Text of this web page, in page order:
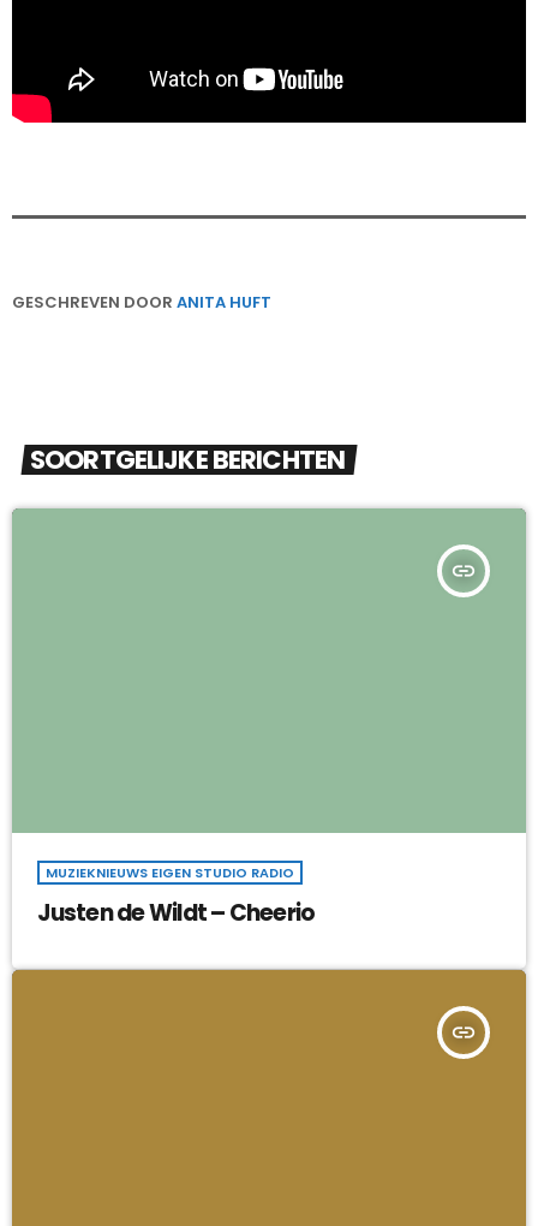
GESCHREVEN DOOR ANITA HUFT
SOORTGELIJKE BERICHTEN
insert_link
MUZIEKNIEUWS EIGEN STUDIO RADIO
Justen de Wildt – Cheerio
insert_link